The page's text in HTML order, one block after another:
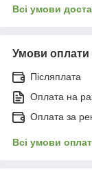
Всі умови
Умови оплати
Післяплата
Оплата на
Оплата за
Всі умови